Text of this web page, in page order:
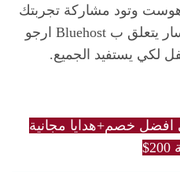
وتود مشاركة تجربتك
معنا، او ان لديك اي استفسار يتعلق ب Bluehost ارجو
لكي يستفيد الجميع.
خصم+هدايا مجانية